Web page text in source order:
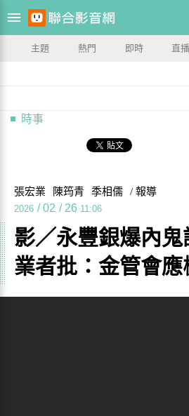
主題 熱門 即時 直播
時事
張宏業 陳筠青 季相儒 / 報導
2026 / 02 / 26 11:06
影／永豐銀爆內鬼
業者批：金管會